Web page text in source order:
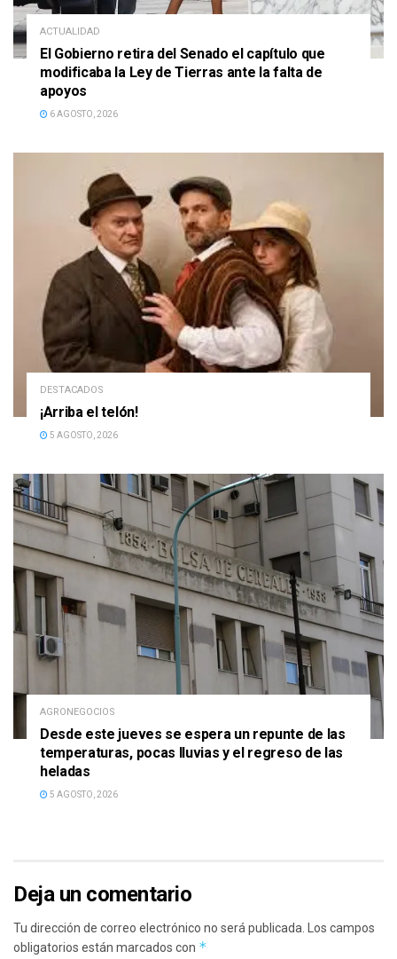
ACTUALIDAD
El Gobierno retira del Senado el capítulo que
modificaba la Ley de Tierras ante la falta de
apoyos
6 AGOSTO, 2026
DESTACADOS
¡Arriba el telón!
5 AGOSTO, 2026
AGRONEGOCIOS
Desde este jueves se espera un repunte de las
temperaturas, pocas lluvias y el regreso de las
heladas
5 AGOSTO, 2026
Deja un comentario
Tu dirección de correo electrónico no será publicada. Los campos
obligatorios están marcados con *